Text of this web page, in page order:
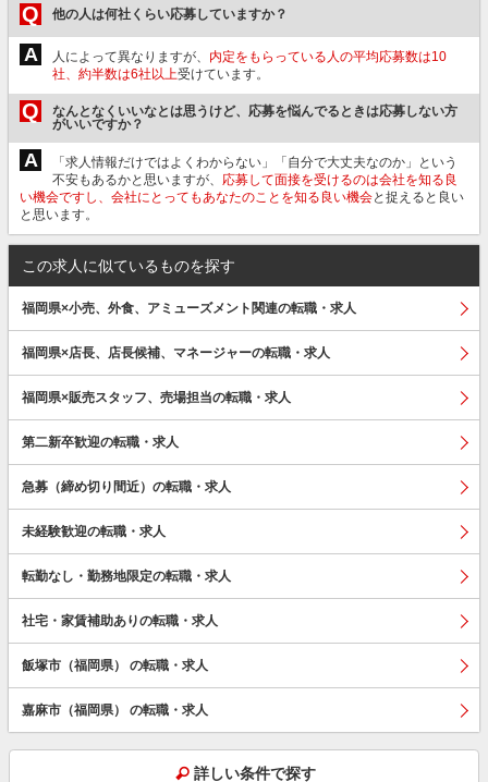
Q 他の人は何社くらい応募していますか？
A 人によって異なりますが、 内定をもらっている人の平均応募数は10
社、約半数は6社以上受けています。
Q
なんとなくいいなとは思うけど、応募を悩んでるときは応募しない方
がいいですか？
A
「求人情報だけではよくわからない」「自分で大丈夫なのか」という
不安もあるかと思いますが、 応募して面接を受けるのは会社を知る良
い機会ですし、会社にとってもあなたのことを知る良い機会と捉えると良い
と思います。
この求人に似ているものを探す
福岡県×小売、外食、アミューズメント関連の転職・求人
福岡県×店長、店長候補、マネージャーの転職・求人
福岡県×販売スタッフ、売場担当の転職・求人
第二新卒歓迎の転職・求人
急募（締め切り間近）の転職・求人
未経験歓迎の転職・求人
転勤なし・勤務地限定の転職・求人
社宅・家賃補助ありの転職・求人
飯塚市（福岡県） の転職・求人
嘉麻市（福岡県） の転職・求人
詳しい条件で探す